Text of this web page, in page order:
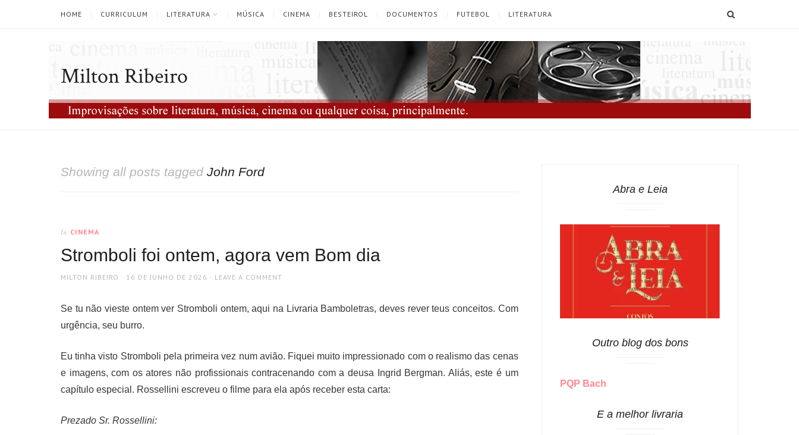
HOME CURRICULUM LITERATURA MÚSICA CINEMA BESTEIROL DOCUMENTOS FUTEBOL LITERATURA
Milton Ribeiro
Showing all posts tagged John Ford
In CINEMA
Stromboli foi ontem, agora vem Bom dia
AUTHOR
MILTON RIBEIRO
POSTED
16 DE JUNHO DE 2026 LEAVE A COMMENT
Se tu não vieste ontem ver Stromboli ontem, aqui na Livraria Bamboletras, deves rever teus conceitos. Com
urgência, seu burro.
Eu tinha visto Stromboli pela primeira vez num avião. Fiquei muito impressionado com o realismo das cenas
e imagens, com os atores não profissionais contracenando com a deusa Ingrid Bergman. Aliás, este é um
capítulo especial. Rossellini escreveu o filme para ela após receber esta carta:
Prezado Sr. Rossellini:
Abra e Leia
Outro blog dos bons
PQP Bach
E a melhor livraria